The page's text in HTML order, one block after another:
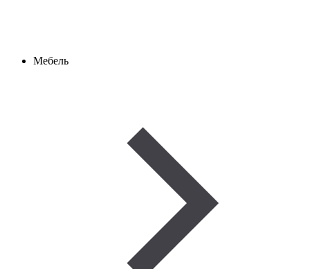
Мебель